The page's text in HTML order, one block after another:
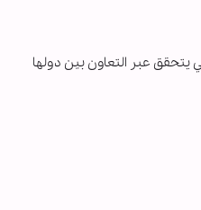
يتحقق عبر التعاون بين دولها